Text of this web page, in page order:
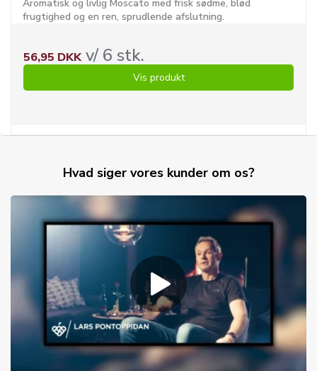
Aromatisk og livlig Moscato med frisk sødme, blød
frugtighed og en ren, sprudlende afslutning.
56,95 DKKv/ 6 stk.
Vis produkt
Hvad siger vores kunder om os?